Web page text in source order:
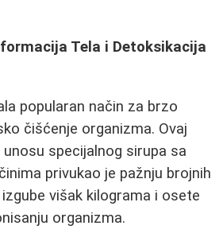
Tela i Detoksikacija
popularan način za brzo
čišćenje organizma. Ovaj
specijalnog sirupa sa
privukao je pažnju brojnih
višak kilograma i osete
organizma.